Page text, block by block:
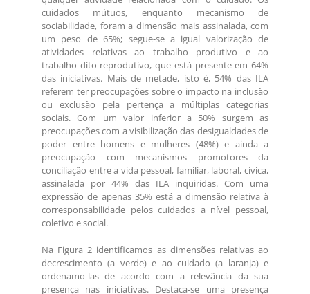
cuidados mútuos, enquanto mecanismo de
sociabilidade, foram a dimensão mais assinalada, com
um peso de 65%; segue-se a igual valorização de
atividades relativas ao trabalho produtivo e ao
trabalho dito reprodutivo, que está presente em 64%
das iniciativas. Mais de metade, isto é, 54% das ILA
referem ter preocupações sobre o impacto na inclusão
ou exclusão pela pertença a múltiplas categorias
sociais. Com um valor inferior a 50% surgem as
preocupações com a visibilização das desigualdades de
poder entre homens e mulheres (48%) e ainda a
preocupação com mecanismos promotores da
conciliação entre a vida pessoal, familiar, laboral, cívica,
assinalada por 44% das ILA inquiridas. Com uma
expressão de apenas 35% está a dimensão relativa à
corresponsabilidade pelos cuidados a nível pessoal,
coletivo e social.
Na Figura 2 identificamos as dimensões relativas ao
decrescimento (a verde) e ao cuidado (a laranja) e
ordenamo-las de acordo com a relevância da sua
presença nas iniciativas. Destaca-se uma presença